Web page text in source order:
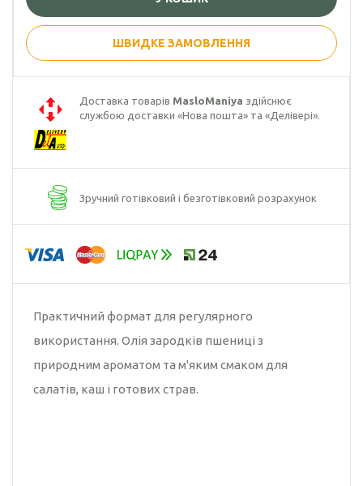
Гарбузова олія
Чорного кмину
олія
Часникова олія
Ядер
Кокосова олія
ШВИДКЕ ЗАМОВЛЕННЯ
Доставка товарів MasloManiya здійснює
службою доставки «Нова пошта» та «Делівері».
Зручний готівковий і безготівковий розрахунок
Практичний формат для регулярного
використання. Олія зародків пшениці з
природним ароматом та м'яким смаком для
салатів, каш і готових страв.